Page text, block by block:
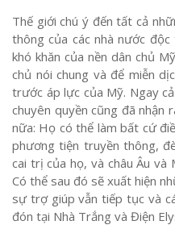
Thế giới chú ý đến tất cả
thông của các nhà nước
khó khăn của nền dân chủ
chủ nói chung và để miễn
trước áp lực của Mỹ. Ngay
chuyên quyền cũng đã nhận
nữa: Họ có thể làm bất cứ
phương tiện truyền thông,
cai trị của họ, và châu Âu và
Có thể sau đó sẽ xuất hiện
sự trợ giúp vẫn tiếp tục và
đón tại Nhà Trắng và Điện